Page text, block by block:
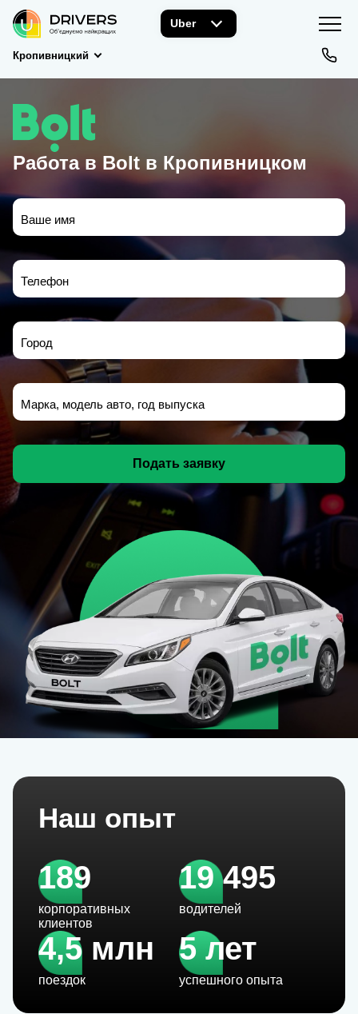
Uber
Кропивницкий
Работа в Bolt в Кропивницком
Ваше имя
Телефон
Город
Марка, модель авто, год выпуска
Подать заявку
Наш опыт
189
корпоративных
клиентов
19 495
водителей
4,5 млн
поездок
5 лет
успешного опыта